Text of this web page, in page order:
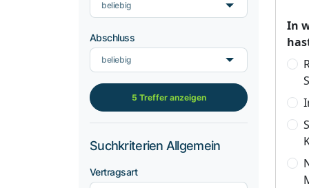
beliebig
Abschluss
beliebig
5 Treffer anzeigen
Suchkriterien Allgemein
Vertragsart
In